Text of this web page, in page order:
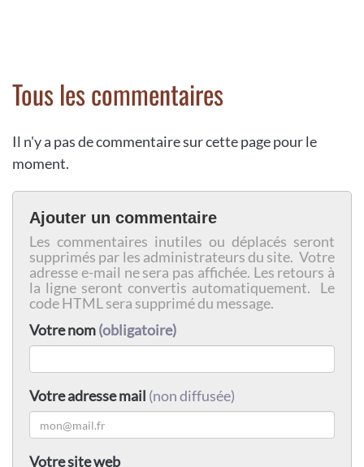
Tous les commentaires
Il n'y a pas de commentaire sur cette page pour le
moment.
Ajouter un commentaire
Les commentaires inutiles ou déplacés seront
supprimés par les administrateurs du site. Votre
adresse e-mail ne sera pas affichée. Les retours à
la ligne seront convertis automatiquement. Le
code HTML sera supprimé du message.
Votre nom(obligatoire)
Votre adresse mail (non diffusée)
Votre site web